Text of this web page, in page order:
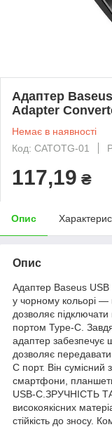
Адаптер
Adapter
Немає в наявності
Код: CATOTG-01
117,19 ₴
Опис
Опис
Адаптер Baseus
у чорному кольорі —
дозволяє підключати
портом Type-C.
адаптер забезпечує
дозволяє
C порт. Він
смартфони,
USB-C.ЗРУЧНІСТЬ
високоякісних
стійкість до зносу.